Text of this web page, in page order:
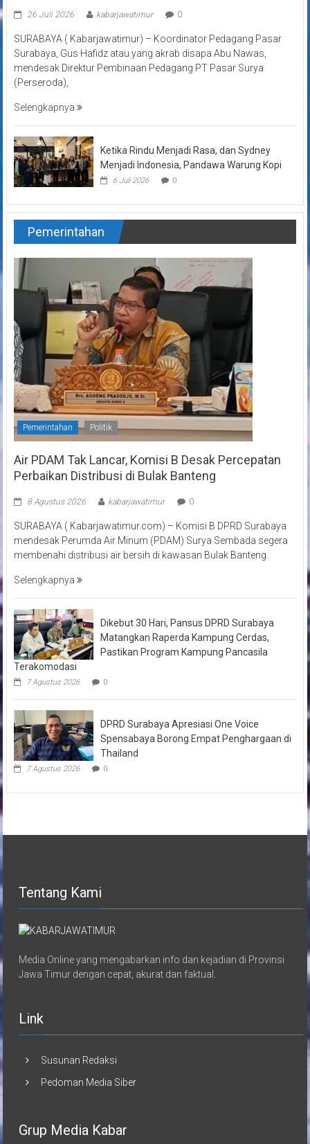
26 Juli 2026 kabarjawatimur 0
SURABAYA ( Kabarjawatimur) – Koordinator Pedagang Pasar
Surabaya, Gus Hafidz atau yang akrab disapa Abu Nawas,
mendesak Direktur Pembinaan Pedagang PT Pasar Surya
(Perseroda),
Selengkapnya
Ketika Rindu Menjadi Rasa, dan Sydney
Menjadi Indonesia, Pandawa Warung Kopi
6 Juli 2026 0
Pemerintahan
Pemerintahan Politik
Air PDAM Tak Lancar, Komisi B Desak Percepatan
Perbaikan Distribusi di Bulak Banteng
8 Agustus 2026 kabarjawatimur 0
SURABAYA ( Kabarjawatimur.com) – Komisi B DPRD Surabaya
mendesak Perumda Air Minum (PDAM) Surya Sembada segera
membenahi distribusi air bersih di kawasan Bulak Banteng.
Selengkapnya
Dikebut 30 Hari, Pansus DPRD Surabaya
Matangkan Raperda Kampung Cerdas,
Pastikan Program Kampung Pancasila
Terakomodasi
7 Agustus 2026 0
DPRD Surabaya Apresiasi One Voice
Spensabaya Borong Empat Penghargaan di
Thailand
7 Agustus 2026 0
Tentang Kami
Media Online yang mengabarkan info dan kejadian di Provinsi
Jawa Timur dengan cepat, akurat dan faktual.
Link
Susunan Redaksi
Pedoman Media Siber
Grup Media Kabar